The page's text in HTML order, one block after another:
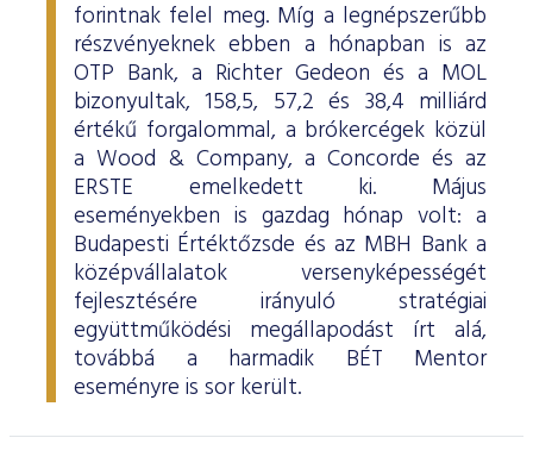
forintnak felel meg. Míg a legnépszerűbb
részvényeknek ebben a hónapban is az
OTP Bank, a Richter Gedeon és a MOL
bizonyultak, 158,5, 57,2 és 38,4 milliárd
értékű forgalommal, a brókercégek közül
a Wood & Company, a Concorde és az
ERSTE emelkedett ki. Május
eseményekben is gazdag hónap volt: a
Budapesti Értéktőzsde és az MBH Bank a
középvállalatok versenyképességét
fejlesztésére irányuló stratégiai
együttműködési megállapodást írt alá,
továbbá a harmadik BÉT Mentor
eseményre is sor került.